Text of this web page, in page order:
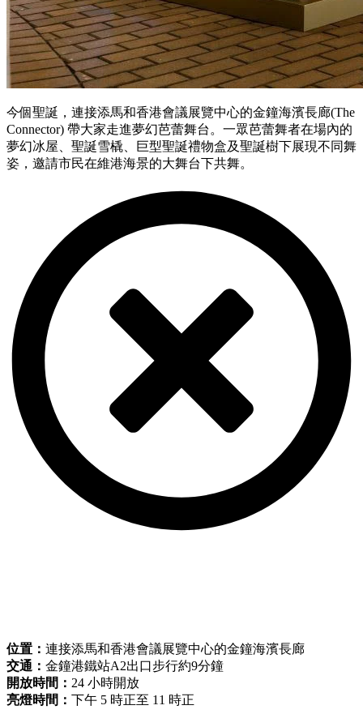
今個聖誕，連接添馬和香港會議展覽中心的金鐘海濱長廊(The
Connector) 帶大家走進夢幻芭蕾舞台。一眾芭蕾舞者在場內的
夢幻冰屋、聖誕雪橇、巨型聖誕禮物盒及聖誕樹下展現不同舞
姿，邀請市民在維港海景的大舞台下共舞。
位置： 連接添馬和香港會議展覽中心的金鐘海濱長廊
交通： 金鐘港鐵站A2出口步行約9分鐘
開放時間： 24 小時開放
亮燈時間： 下午 5 時正至 11 時正